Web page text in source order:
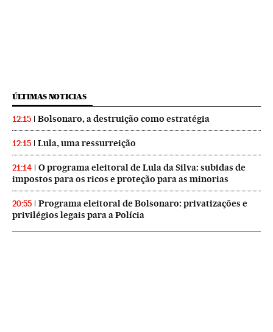
ÚLTIMAS NOTICIAS
12:15 Bolsonaro, a destruição como estratégia
12:15 Lula, uma ressurreição
21:14
O programa eleitoral de Lula da Silva: subidas de
impostos para os ricos e proteção para as minorias
20:55
Programa eleitoral de Bolsonaro: privatizações e
privilégios legais para a Polícia